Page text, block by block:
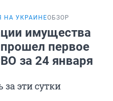
НА УКРАИНЕОБЗОР
имущества
первое
за 24 января
за эти сутки